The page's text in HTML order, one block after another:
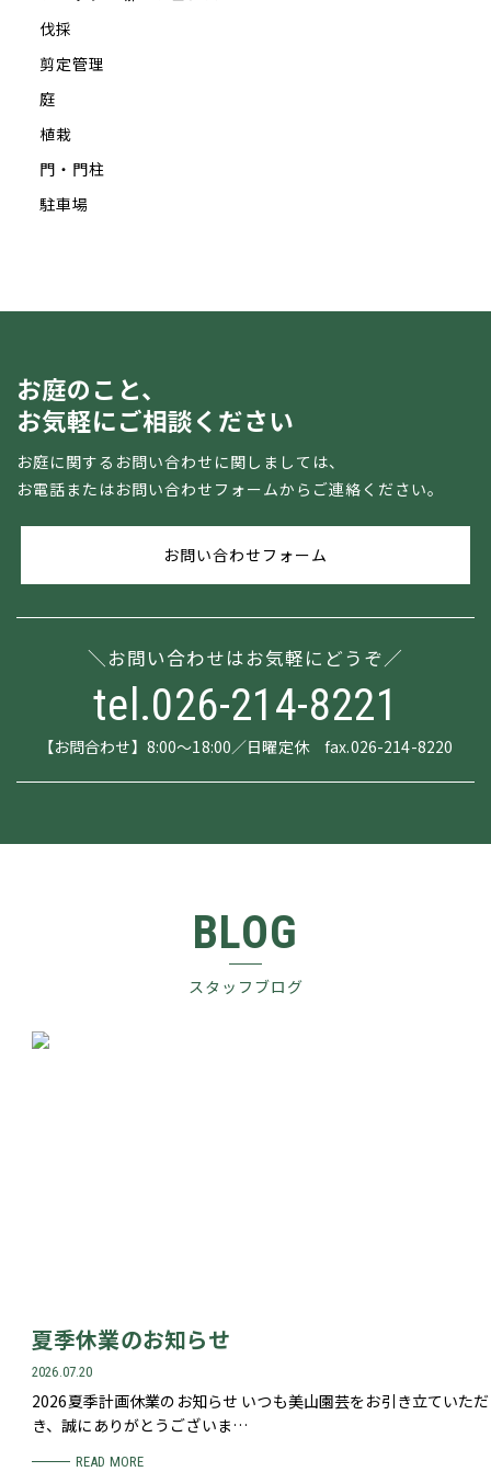
伐採
剪定管理
庭
植栽
門・門柱
駐車場
お庭のこと、
お気軽にご相談ください
お庭に関するお問い合わせに関しましては、
お電話またはお問い合わせフォームからご連絡ください。
お問い合わせフォーム
お問い合わせはお気軽にどうぞ
tel.026-214-8221
【お問合わせ】8:00～18:00／日曜定休 fax.026-214-8220
BLOG
スタッフブログ
夏季休業のお知らせ
2026.07.20
2026夏季計画休業のお知らせ いつも美山園芸をお引き立ていただ
き、誠にありがとうございま…
READ MORE